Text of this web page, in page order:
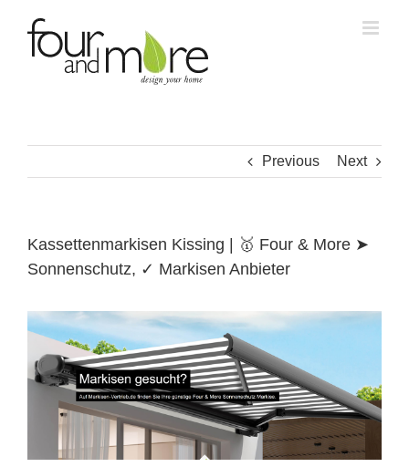
content
Previous Next
Kassettenmarkisen Kissing | 🥇 Four & More ➤
Sonnenschutz, ✓ Markisen Anbieter